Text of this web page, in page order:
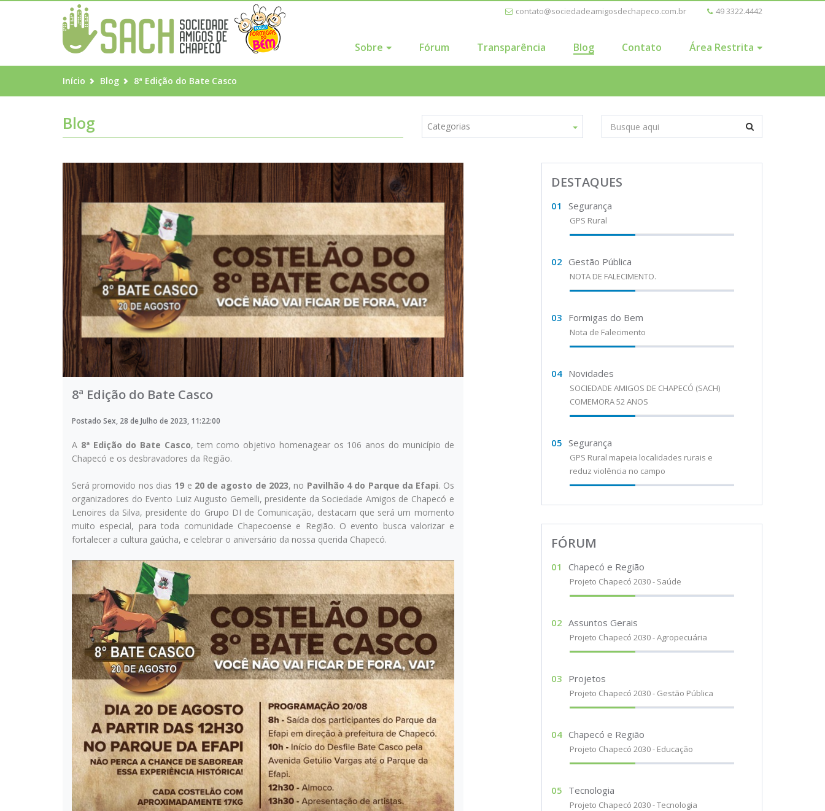
contato@sociedadeamigosdechapeco.com.br 49 3322.4442
Sobre Fórum Transparência Blog Contato Área Restrita
Início Blog 8ª Edição do Bate Casco
Blog Categorias
8ª Edição do Bate Casco
Postado Sex, 28 de Julho de 2023, 11:22:00
A 8ª Edição do Bate Casco, tem como objetivo homenagear os 106 anos do município de
Chapecó e os desbravadores da Região.
Será promovido nos dias 19 e 20 de agosto de 2023, no Pavilhão 4 do Parque da Efapi. Os
organizadores do Evento Luiz Augusto Gemelli, presidente da Sociedade Amigos de Chapecó e
Lenoires da Silva, presidente do Grupo DI de Comunicação, destacam que será um momento
muito especial, para toda comunidade Chapecoense e Região. O evento busca valorizar e
fortalecer a cultura gaúcha, e celebrar o aniversário da nossa querida Chapecó.
DESTAQUES
01 Segurança
GPS Rural
02 Gestão Pública
NOTA DE FALECIMENTO.
03 Formigas do Bem
Nota de Falecimento
04 Novidades
SOCIEDADE AMIGOS DE CHAPECÓ (SACH)
COMEMORA 52 ANOS
05 Segurança
GPS Rural mapeia localidades rurais e
reduz violência no campo
FÓRUM
01 Chapecó e Região
Projeto Chapecó 2030 - Saúde
02 Assuntos Gerais
Projeto Chapecó 2030 - Agropecuária
03 Projetos
Projeto Chapecó 2030 - Gestão Pública
04 Chapecó e Região
Projeto Chapecó 2030 - Educação
05 Tecnologia
Projeto Chapecó 2030 - Tecnologia